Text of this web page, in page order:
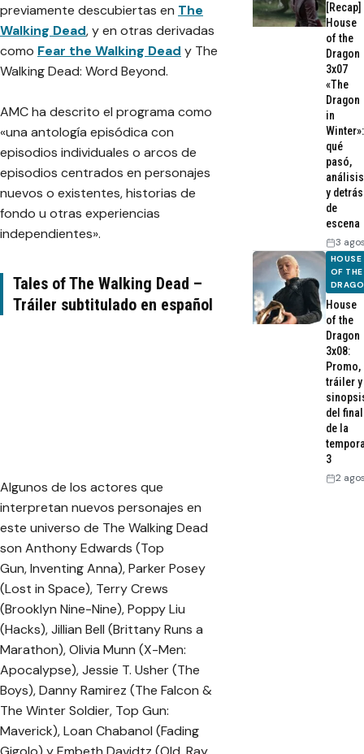
previamente descubiertas en The
Walking Dead, y en otras derivadas
como Fear the Walking Dead y The
Walking Dead: Word Beyond.
AMC ha descrito el programa como
«una antología episódica con
episodios individuales o arcos de
episodios centrados en personajes
nuevos o existentes, historias de
fondo u otras experiencias
independientes».
Tales of The Walking Dead –
Tráiler subtitulado en español
Algunos de los actores que
interpretan nuevos personajes en
este universo de The Walking Dead
son Anthony Edwards (Top
Gun,Inventing Anna), Parker Posey
(Lost in Space), Terry Crews
(Brooklyn Nine-Nine), Poppy Liu
(Hacks), Jillian Bell (Brittany Runs a
Marathon), Olivia Munn (X-Men:
Apocalypse), Jessie T. Usher (The
Boys), Danny Ramirez (The Falcon &
The Winter Soldier, Top Gun:
Maverick), Loan Chabanol (Fading
[Recap]
House
of the
Dragon
3x07
«The
Dragon
in
Winter»:
qué
pasó,
análisis
y detrás
de
escena
3
HOUSE
OF THE
House
of the
Dragon
3x08:
Promo,
tráiler y
del final
de la
3
2